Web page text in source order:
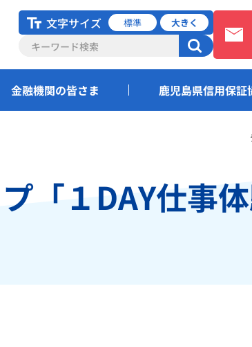
文字サイズ 標準 大きく
金融機関の皆さま 鹿児島県信用保証
「１DAY仕事